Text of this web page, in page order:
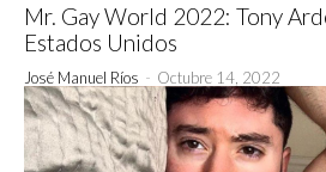
Mr. Gay World 2022: Tony
Estados Unidos
José Manuel Ríos - Octubre 14, 2022